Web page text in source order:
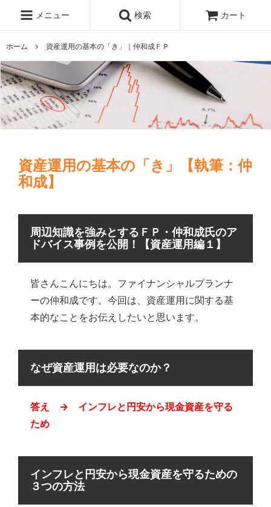
メニュー 検索 カート
ホーム 資産運用の基本の「き」｜仲和成ＦＰ
資産運用の基本の「き」【執筆：仲
和成】
周辺知識を強みとするＦＰ・仲和成氏のア
ドバイス事例を公開！【資産運用編１】
皆さんこんにちは。ファイナンシャルプランナ
ーの仲和成です。今回は、資産運用に関する基
本的なことをお伝えしたいと思います。
なぜ資産運用は必要なのか？
答え → インフレと円安から現金資産を守る
ため
インフレと円安から現金資産を守るための
３つの方法